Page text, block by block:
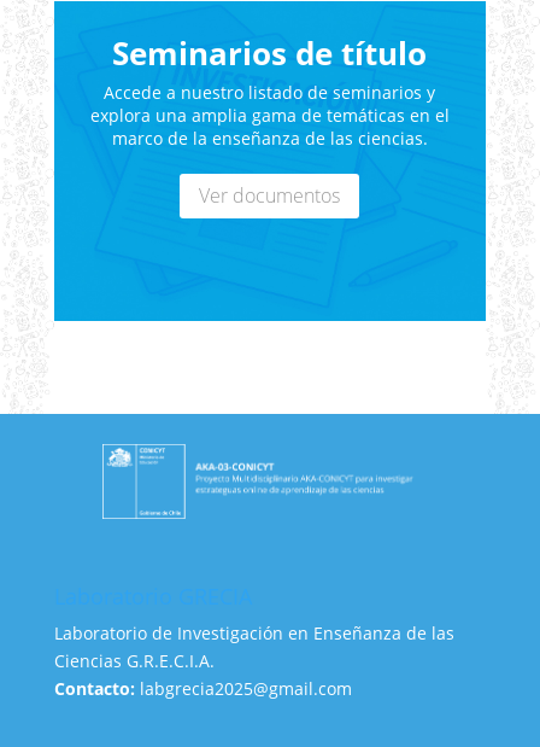
Seminarios de título
Accede a nuestro listado de seminarios y
explora una amplia gama de temáticas en el
marco de la enseñanza de las ciencias.
Ver documentos
Laboratorio de Investigación en Enseñanza de las
Ciencias G.R.E.C.I.A.
Contacto: labgrecia2025@gmail.com